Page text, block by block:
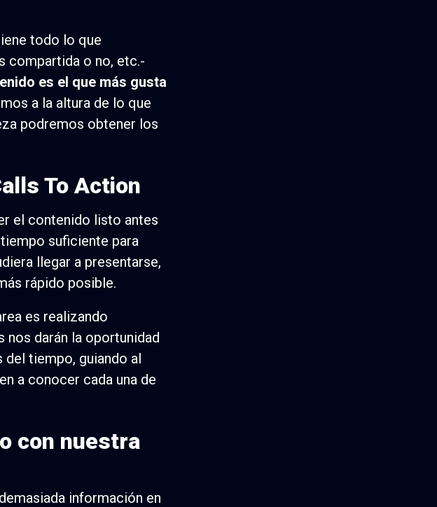
todo lo que
compartida o no, etc.-
es el que más gusta
a la altura de lo que
podremos obtener los
To Action
el contenido listo antes
suficiente para
llegar a presentarse,
rápido posible.
es realizando
darán la oportunidad
tiempo, guiando al
a conocer cada una de
con nuestra
información en